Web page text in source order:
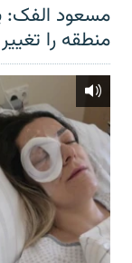
مسعود الفک:
منطقه را